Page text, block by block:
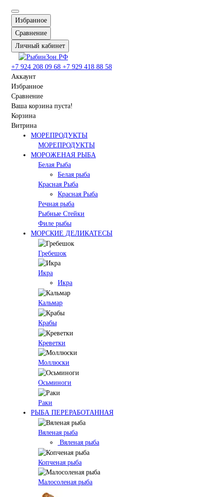
Избранное
Сравнение
Личный кабинет
+7 924 208 09 68 +7 929 418 88 58
Аккаунт
Избранное
Сравнение
Ваша корзина пуста!
Корзина
Витрина
МОРЕПРОДУКТЫ
МОРЕПРОДУКТЫ
МОРОЖЕНАЯ РЫБА
Белая Рыба
Белая рыба
Красная Рыба
Красная Рыба
Речная рыба
Рыбные Стейки
Филе рыбы
МОРСКИЕ ДЕЛИКАТЕСЫ
Гребешок
Икра
Икра
Кальмар
Крабы
Креветки
Моллюски
Осьминоги
Раки
РЫБА ПЕРЕРАБОТАННАЯ
Вяленая рыба
Вяленая рыба
Копченая рыба
Малосоленая рыба